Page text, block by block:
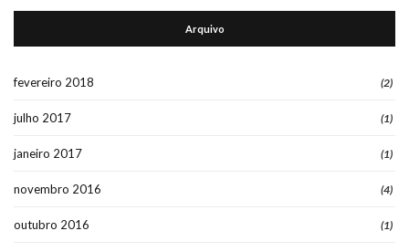
Arquivo
fevereiro 2018 (2)
julho 2017 (1)
janeiro 2017 (1)
novembro 2016 (4)
outubro 2016 (1)